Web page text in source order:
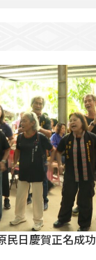
民日慶賀正名成功